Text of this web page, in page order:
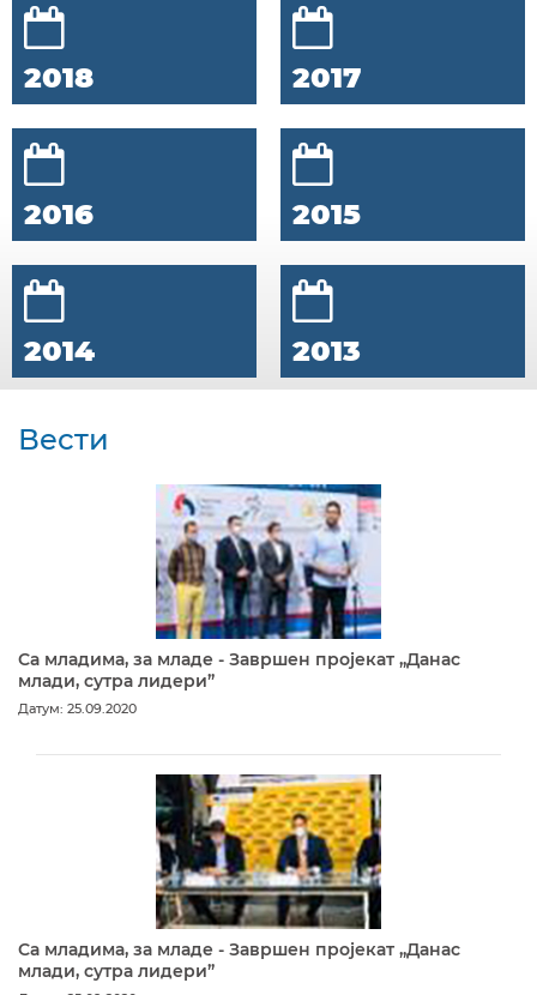
2018 2017
2016 2015
2014 2013
Вести
Са младима, за младе - Завршен пројекат „Данас
млади, сутра лидери”
Датум: 25.09.2020
Са младима, за младе - Завршен пројекат „Данас
млади, сутра лидери”